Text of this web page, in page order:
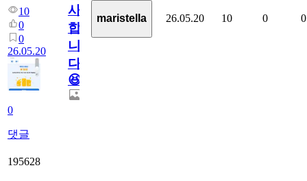
10
0
0
26.05.20
0
댓글
사
합
니
다.
😆
maristella 26.05.20 10 0 0
195628